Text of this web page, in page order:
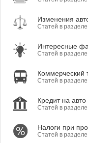
Изменения
Статей в
Интересные
Статей в
Коммерческий
Статей в
Кредит на авто
Статей в
Налоги при
Статей в